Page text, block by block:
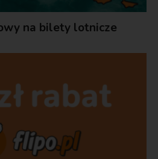
na bilety lotnicze